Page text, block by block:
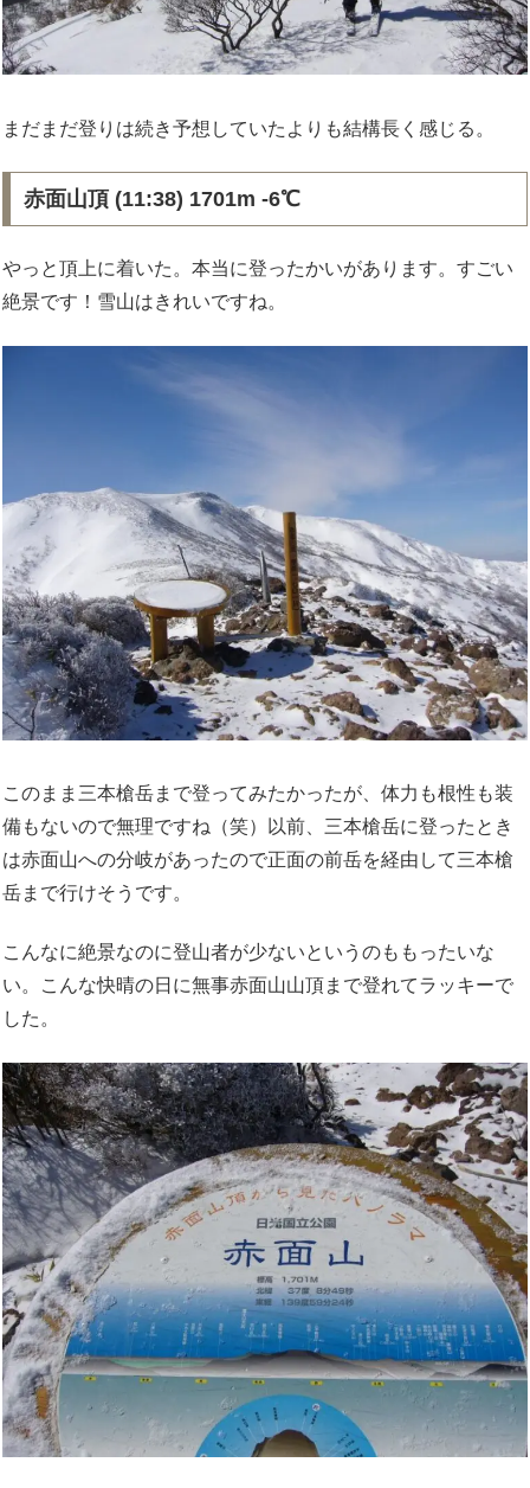
まだまだ登りは続き予想していたよりも結構長く感じる。
赤面山頂 (11:38) 1701m -6℃
やっと頂上に着いた。本当に登ったかいがあります。すごい
絶景です！雪山はきれいですね。
このまま三本槍岳まで登ってみたかったが、体力も根性も装
備もないので無理ですね（笑）以前、三本槍岳に登ったとき
は赤面山への分岐があったので正面の前岳を経由して三本槍
岳まで行けそうです。
こんなに絶景なのに登山者が少ないというのももったいな
い。こんな快晴の日に無事赤面山山頂まで登れてラッキーで
した。